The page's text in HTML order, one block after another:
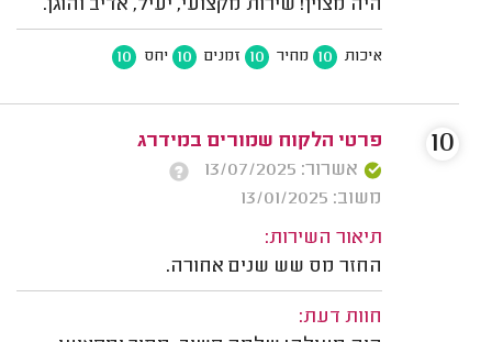
היה מצוין! שירות מקצועי, יעיל, אדיב והוגן.
איכות 10 מחיר 10 זמנים 10 יחס 10
פרטי הלקוח שמורים במידרג
אשרור: 13/07/2025
משוב: 13/01/2025
תיאור השירות:
החזר מס שש שנים אחורה.
חוות דעת:
10